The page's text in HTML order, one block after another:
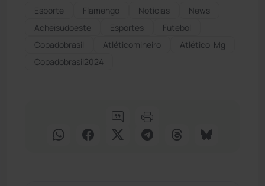
Esporte Flamengo Notícias
News
Acheisudoeste
Esportes
Futebol
Copadobrasil
Atléticomineiro
Atlético-Mg
Copadobrasil2024